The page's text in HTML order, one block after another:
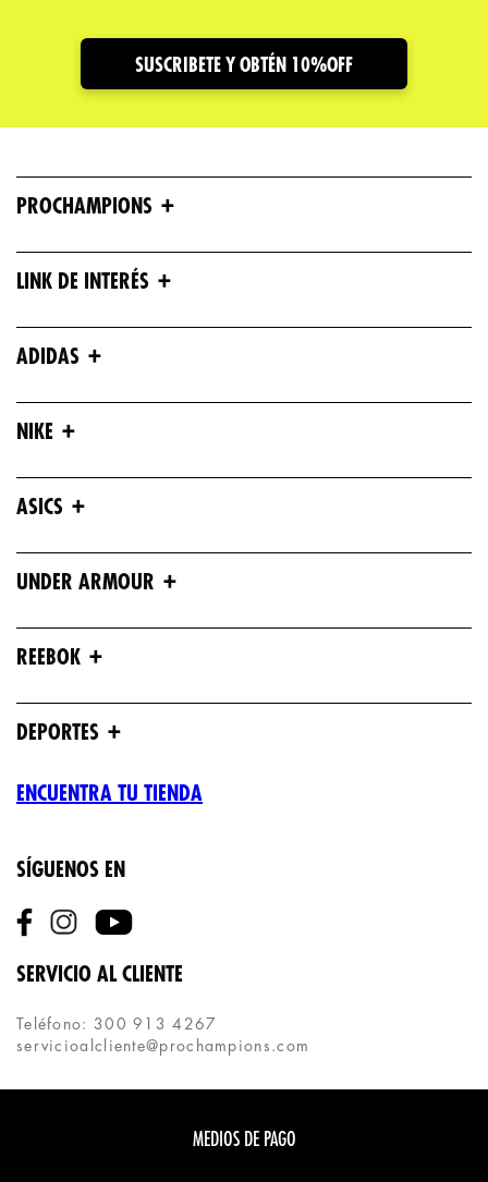
SUSCRIBETE Y OBTÉN 10%OFF
PROCHAMPIONS +
LINK DE INTERÉS +
ADIDAS +
NIKE +
ASICS +
UNDER ARMOUR +
REEBOK +
DEPORTES +
ENCUENTRA TU TIENDA
SÍGUENOS EN
SERVICIO AL CLIENTE
Teléfono: 300 913 4267
servicioalcliente@prochampions.com
MEDIOS DE PAGO